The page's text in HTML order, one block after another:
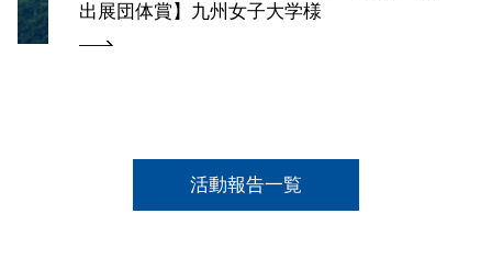
出展団体賞】九州女子大学様
活動報告一覧